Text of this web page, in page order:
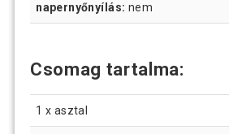
napernyőnyílás: nem
Csomag tartalma:
1 x asztal